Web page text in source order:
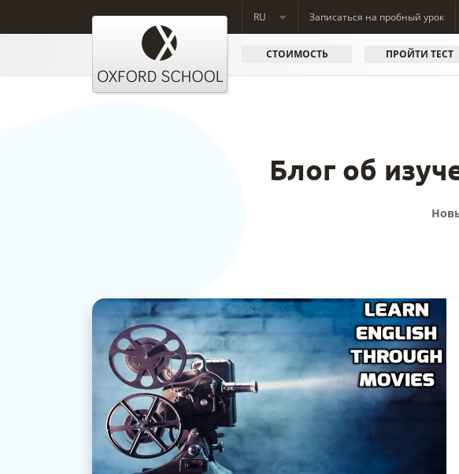
RU Записаться на пробный урок
СТОИМОСТЬ ПРОЙТИ ТЕСТ
Блог об